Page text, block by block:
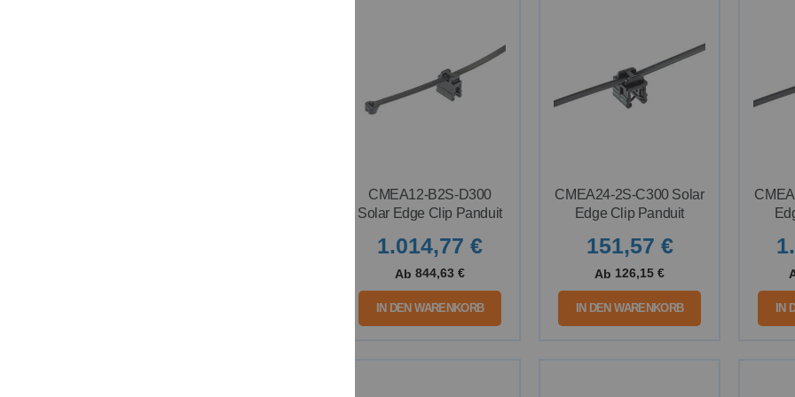
CMEA12-B2S-D300
Solar Edge Clip Panduit
1.014,77 €
Ab 844,63 €
IN DEN WARENKORB
CMEA24-2S-C300 Solar
Edge Clip Panduit
151,57 €
Ab 126,15 €
IN DEN WARENKORB IN